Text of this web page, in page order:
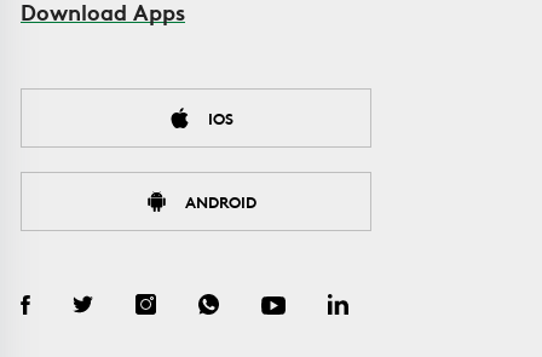
Download Apps
IOS
ANDROID